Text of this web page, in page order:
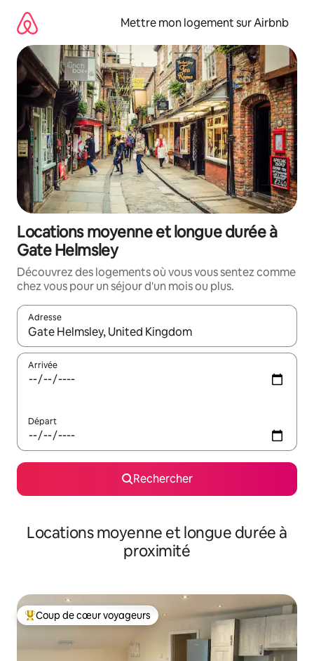
directement
contenu
Mettre mon logement sur Airbnb
Locations moyenne et longue durée à
Gate Helmsley
Découvrez des logements où vous vous sentez comme
chez vous pour un séjour d'un mois ou plus.
Adresse
Lorsque les résultats s'affichent, utilisez les flèches vers le
Arrivée
Départ
Rechercher
Locations moyenne et longue durée à
proximité
Coups de cœur voyageurs les plus appréciés
Coup de cœur voyageurs